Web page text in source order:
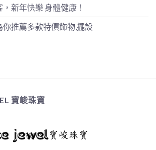
新年快樂 身體健康！
你推薦多款特價飾物,擺設
寶峻珠寶